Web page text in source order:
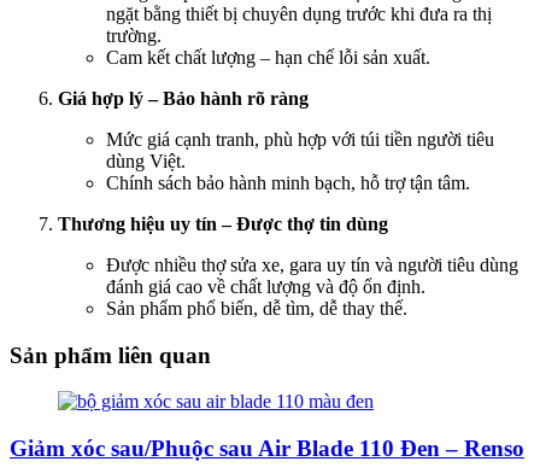
ngặt bằng thiết bị chuyên dụng trước khi đưa ra thị
trường.
Cam kết chất lượng – hạn chế lỗi sản xuất.
Giá hợp lý – Bảo hành rõ ràng
Mức giá cạnh tranh, phù hợp với túi tiền người tiêu
dùng Việt.
Chính sách bảo hành minh bạch, hỗ trợ tận tâm.
Thương hiệu uy tín – Được thợ tin dùng
Được nhiều thợ sửa xe, gara uy tín và người tiêu dùng
đánh giá cao về chất lượng và độ ổn định.
Sản phẩm phổ biến, dễ tìm, dễ thay thế.
Sản phẩm liên quan
Giảm xóc sau/Phuộc sau Air Blade 110 Đen – Renso